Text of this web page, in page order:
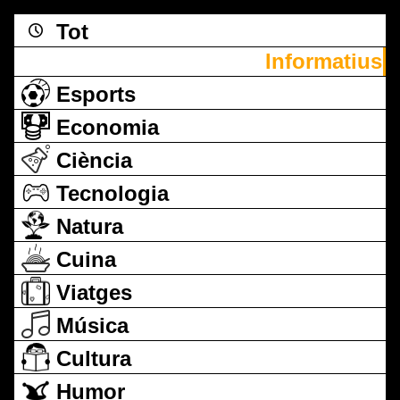
Tot
Informatius
Esports
Economia
Ciència
Tecnologia
Natura
Cuina
Viatges
Música
Cultura
Humor